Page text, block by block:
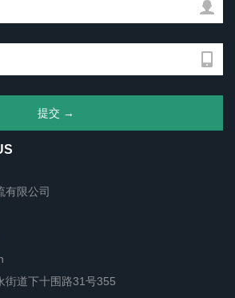
有限公司
街道下十围路31号355